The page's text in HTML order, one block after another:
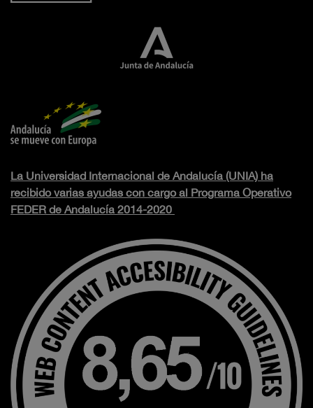
La Universidad Internacional de Andalucía (UNIA) ha
recibido varias ayudas con cargo al Programa Operativo
FEDER de Andalucía 2014-2020